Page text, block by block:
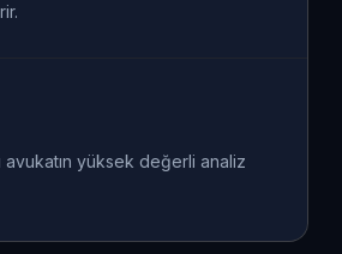
avukatın yüksek değerli analiz